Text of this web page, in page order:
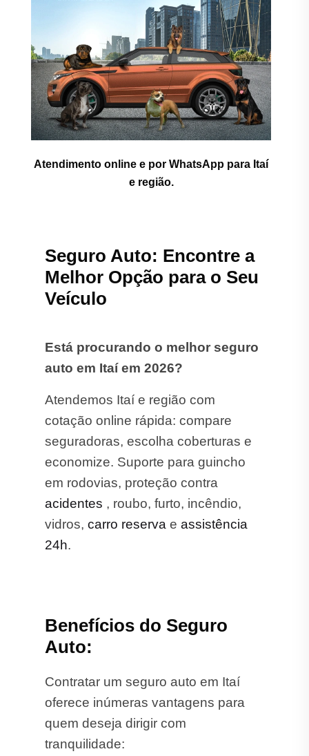
Atendimento online e por WhatsApp para Itaí
e região.
Seguro Auto: Encontre a
Melhor Opção para o Seu
Veículo
Está procurando o melhor seguro
auto em Itaí em 2026?
Atendemos Itaí e região com
cotação online rápida: compare
seguradoras, escolha coberturas e
economize. Suporte para guincho
em rodovias, proteção contra
acidentes , roubo, furto, incêndio,
vidros, carro reserva e assistência
24h.
Benefícios do Seguro
Auto:
Contratar um seguro auto em Itaí
oferece inúmeras vantagens para
quem deseja dirigir com
tranquilidade: